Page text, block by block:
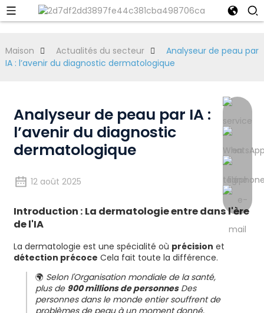
Maison Actualités du secteur
Analyseur de peau par
IA : l’avenir du diagnostic dermatologique
Analyseur de peau par IA :
l’avenir du diagnostic
dermatologique
12 août 2025
Introduction : La dermatologie entre dans l'ère
de l'IA
La dermatologie est une spécialité où précision et
détection précoce Cela fait toute la différence.
🌍 Selon l'Organisation mondiale de la santé,
plus de 900 millions de personnesDes
personnes dans le monde entier souffrent de
problèmes de peau à un moment donné.